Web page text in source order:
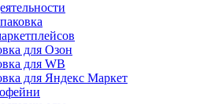
для Озон
для WB
для Яндекс Маркет